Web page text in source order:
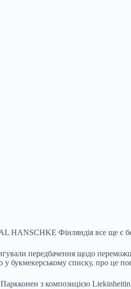
HANSCHKE Фінляндія все ще є
передбачення щодо
списку, про це
з композицією